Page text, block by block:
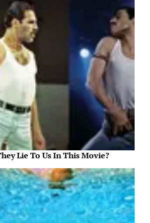
Lie To Us In This Movie?